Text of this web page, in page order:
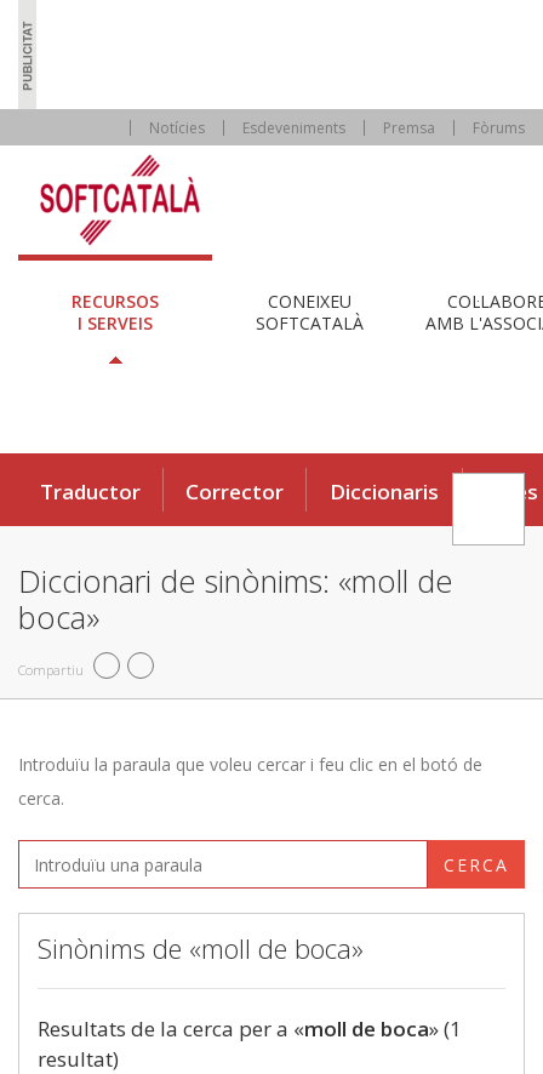
Notícies Esdeveniments Premsa Fòrums
RECURSOS
I SERVEIS
CONEIXEU
SOFTCATALÀ
AMB
Traductor Corrector Diccionaris Eines
Diccionari de sinònims: «moll de
boca»
Compartiu
Introduïu la paraula que voleu cercar i feu clic en el botó de
cerca.
CERCA
Sinònims de «moll de boca»
Resultats de la cerca per a «moll de boca» (1
resultat)